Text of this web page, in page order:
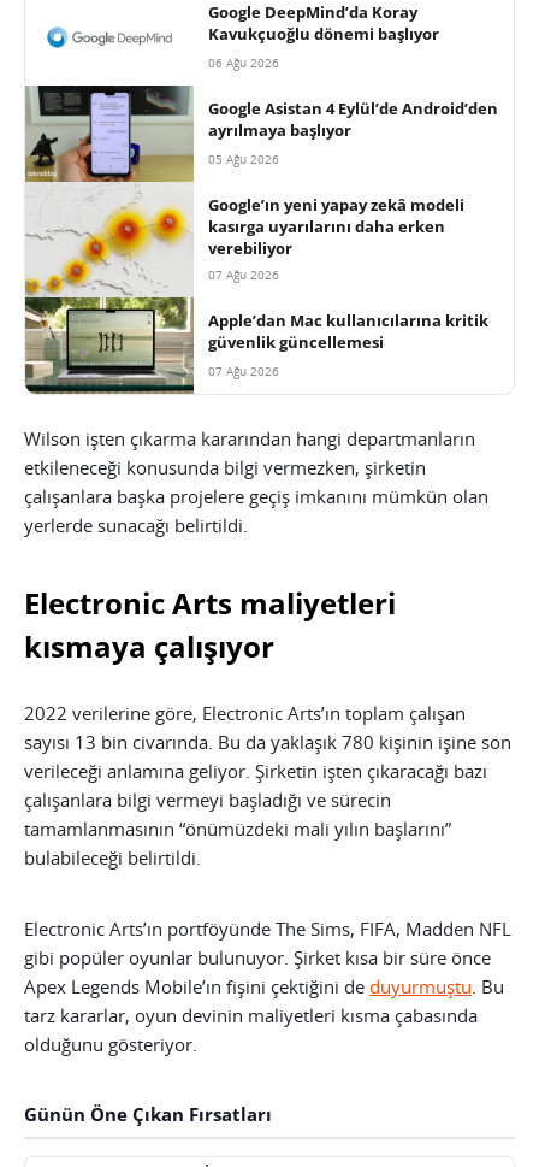
Google DeepMind’da Koray
Kavukçuoğlu dönemi başlıyor
06 Ağu 2026
Google Asistan 4 Eylül’de Android’den
ayrılmaya başlıyor
05 Ağu 2026
Google’ın yeni yapay zekâ modeli
kasırga uyarılarını daha erken
verebiliyor
07 Ağu 2026
Apple’dan Mac kullanıcılarına kritik
güvenlik güncellemesi
07 Ağu 2026
Wilson işten çıkarma kararından hangi departmanların
etkileneceği konusunda bilgi vermezken, şirketin
çalışanlara başka projelere geçiş imkanını mümkün olan
yerlerde sunacağı belirtildi.
Electronic Arts maliyetleri
kısmaya çalışıyor
2022 verilerine göre, Electronic Arts’ın toplam çalışan
sayısı 13 bin civarında. Bu da yaklaşık 780 kişinin işine son
verileceği anlamına geliyor. Şirketin işten çıkaracağı bazı
çalışanlara bilgi vermeyi başladığı ve sürecin
tamamlanmasının “önümüzdeki mali yılın başlarını”
bulabileceği belirtildi.
Electronic Arts’ın portföyünde The Sims, FIFA, Madden NFL
gibi popüler oyunlar bulunuyor. Şirket kısa bir süre önce
Apex Legends Mobile’ın fişini çektiğini de duyurmuştu. Bu
tarz kararlar, oyun devinin maliyetleri kısma çabasında
olduğunu gösteriyor.
Günün Öne Çıkan Fırsatları